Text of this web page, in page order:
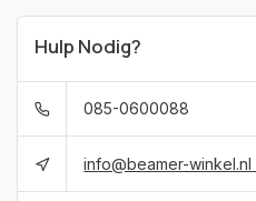
Hulp Nodig?
085-0600088
info@beamer-winkel.nl